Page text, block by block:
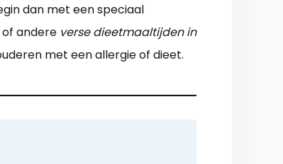
dan met een speciaal
andere verse dieetmaaltijden in
met een allergie of dieet.